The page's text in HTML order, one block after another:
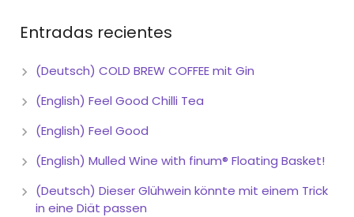
Entradas recientes
(Deutsch) COLD BREW COFFEE mit Gin
(English) Feel Good Chilli Tea
(English) Feel Good
(English) Mulled Wine with finum® Floating Basket!
(Deutsch) Dieser Glühwein könnte mit einem Trick
in eine Diät passen